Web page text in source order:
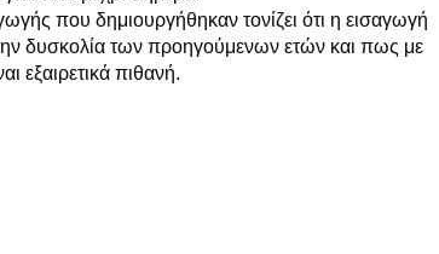
που δημιουργήθηκαν τονίζει ότι η εισαγωγή
δυσκολία των προηγούμενων ετών και πως με
εξαιρετικά πιθανή.